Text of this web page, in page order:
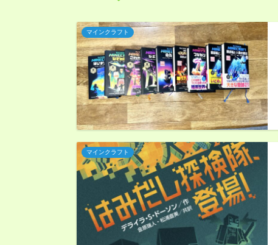
マインクラフト
マインクラフト